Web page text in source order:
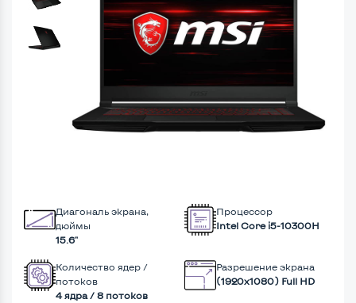
Диагональ экрана,
дюймы
15.6"
Процессор
Intel Core i5-10300H
Количество ядер /
потоков
4 ядра / 8 потоков
Разрешение экрана
(1920х1080) Full HD